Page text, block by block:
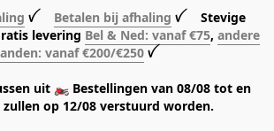
ꪜ Betalen bij afhaling ꪜ Stevige
levering Bel & Ned: vanaf €75, andere
vanaf €200/€250 ꪜ
uit 🏍️ Bestellingen van 08/08 tot en
zullen op 12/08 verstuurd worden.